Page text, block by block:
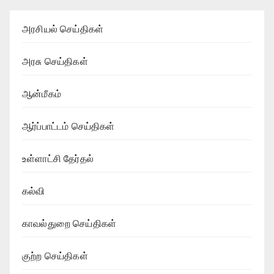
அரசியல் செய்திகள்
அரசு செய்திகள்
ஆன்மீகம்
ஆர்ப்பாட்டம் செய்திகள்
உள்ளாட்சி தேர்தல்
கல்வி
காவல்துறை செய்திகள்
குற்ற செய்திகள்